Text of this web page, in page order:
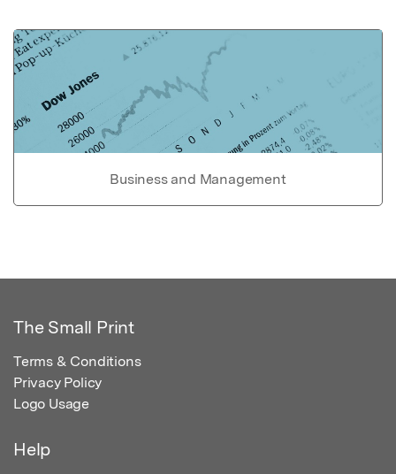
Business and Management
The Small Print
Terms & Conditions
Privacy Policy
Logo Usage
Help